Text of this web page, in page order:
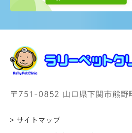
〒751-0852 山口県下関市熊
> サイトマップ